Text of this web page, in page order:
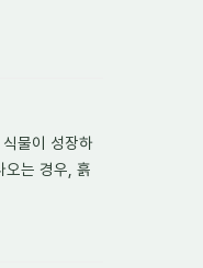
물이 성장하
오는 경우, 흙